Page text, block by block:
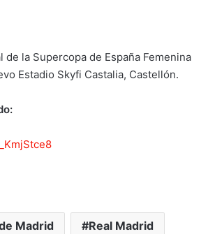
de la Supercopa de España Femenina
Estadio Skyfi Castalia, Castellón.
Madrid Real Madrid